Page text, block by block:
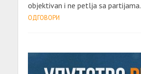
objektivan i ne petlja sa partijama.
ОДГОВОРИ